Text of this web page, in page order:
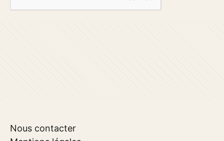
Nous contacter